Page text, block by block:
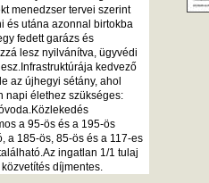
menedzser tervei szerint
és utána azonnal birtokba
fedett garázs és
lesz nyilvánítva, ügyvédi
kedvező
az újhegyi sétány, ahol
napi élethez szükséges:
a 95-ös és a 195-ös
a 185-ös, 85-ös és a 117-es
ingatlan 1/1 tulaj
díjmentes.